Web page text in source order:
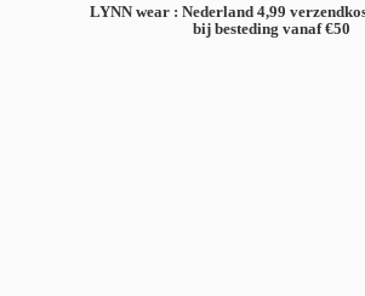
LYNN wear : Nederland 4,99
bij besteding vanaf €50